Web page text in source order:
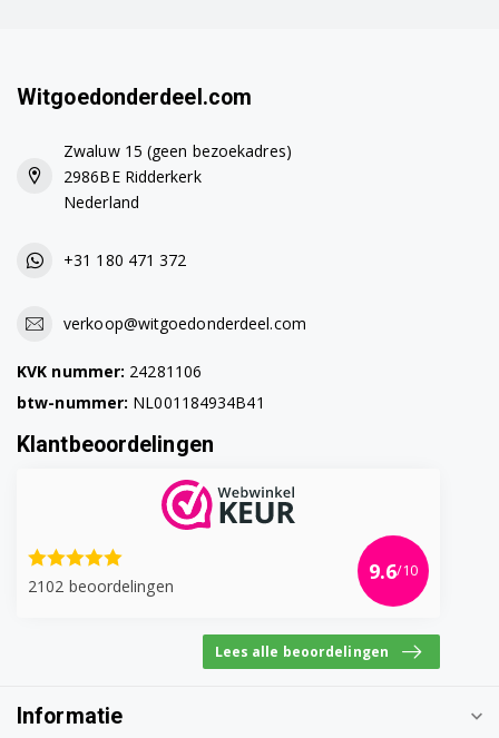
Witgoedonderdeel.com
Zwaluw 15 (geen bezoekadres)
2986BE Ridderkerk
Nederland
+31 180 471 372
verkoop@witgoedonderdeel.com
KVK nummer: 24281106
btw-nummer: NL001184934B41
Klantbeoordelingen
2102 beoordelingen
9.6/10
Lees alle beoordelingen
Informatie